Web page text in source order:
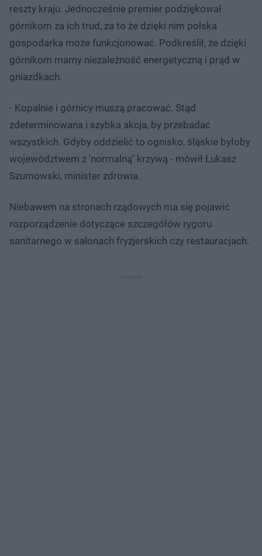
reszty kraju. Jednocześnie premier podziękował
górnikom za ich trud, za to że dzięki nim polska
gospodarka może funkcjonować. Podkreślił, że dzięki
górnikom mamy niezależność energetyczną i prąd w
gniazdkach.
- Kopalnie i górnicy muszą pracować. Stąd
zdeterminowana i szybka akcja, by przebadać
wszystkich. Gdyby oddzielić to ognisko, śląskie byłoby
województwem z 'normalną" krzywą - mówił Łukasz
Szumowski, minister zdrowia.
Niebawem na stronach rządowych ma się pojawić
rozporządzenie dotyczące szczegółów rygoru
sanitarnego w salonach fryzjerskich czy restauracjach.